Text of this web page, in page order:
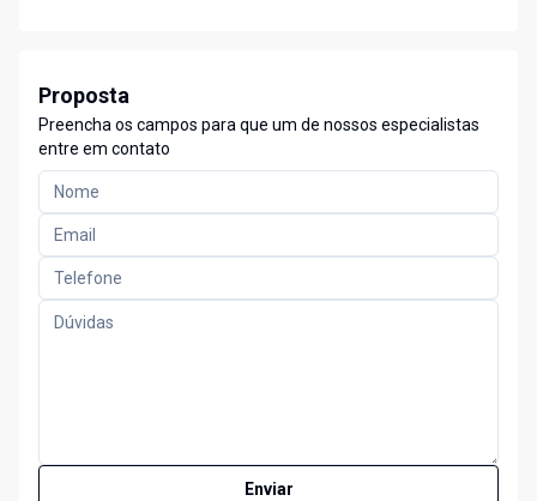
Proposta
Preencha os campos para que um de nossos especialistas
entre em contato
Enviar